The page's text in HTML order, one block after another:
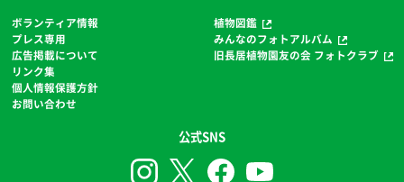
ボランティア情報
プレス専用
広告掲載について
リンク集
個人情報保護方針
お問い合わせ
植物図鑑
みんなのフォトアルバム
旧長居植物園友の会 フォトクラブ
公式SNS